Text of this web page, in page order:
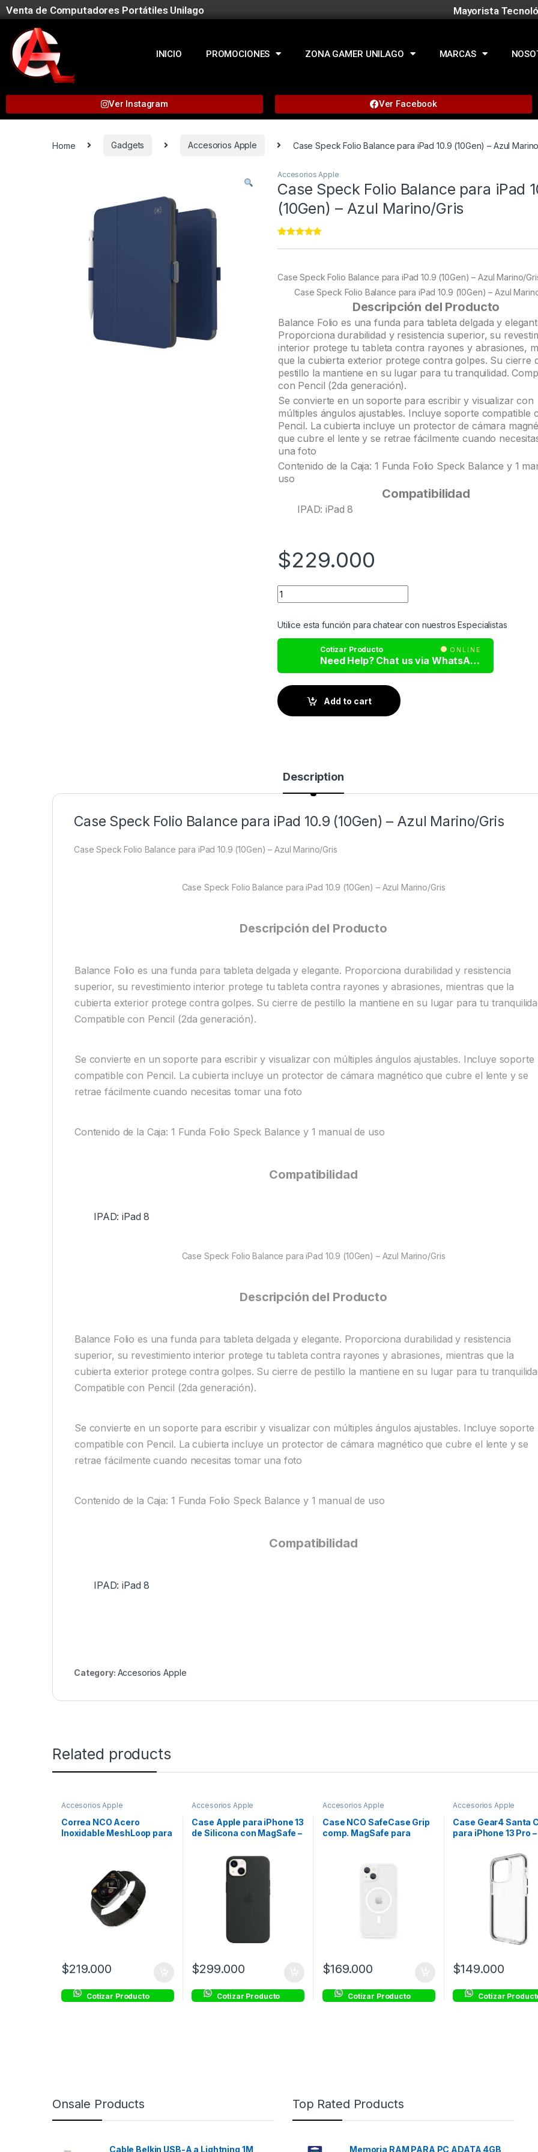
Venta de Computadores Portátiles Unilago Mayorista
INICIO PROMOCIONES ZONA GAMER UNILAGO MARCAS
Ver Instagram Ver Facebook
Home Gadgets Accesorios Apple Case Speck Folio Balance para iPad 10.9 (10Gen) – Azul
Accesorios Apple
Case Speck Folio Balance para iPad
(10Gen) – Azul Marino/Gris
ratings
Case Speck Folio Balance para iPad 10.9 (10Gen) – Azul Marino/
Case Speck Folio Balance para iPad 10.9 (10Gen) – Azul
Descripción del Producto
Balance Folio es una funda para tableta delgada y
Proporciona durabilidad y resistencia superior, su
interior protege tu tableta contra rayones y abrasiones,
que la cubierta exterior protege contra golpes. Su cierre
pestillo la mantiene en su lugar para tu tranquilidad.
con Pencil (2da generación).
Se convierte en un soporte para escribir y visualizar con
múltiples ángulos ajustables. Incluye soporte compatible
Pencil. La cubierta incluye un protector de cámara
que cubre el lente y se retrae fácilmente cuando
una foto
Contenido de la Caja: 1 Funda Folio Speck Balance y 1
uso
Compatibilidad
IPAD: iPad 8
$229.000
Utilice esta función para chatear con nuestros Especialistas
Cotizar Producto ONLINE
Need Help? Chat us via WhatsApp
Add to cart
Description
Case Speck Folio Balance para iPad 10.9 (10Gen) – Azul Marino/Gris
Case Speck Folio Balance para iPad 10.9 (10Gen) – Azul Marino/Gris
Case Speck Folio Balance para iPad 10.9 (10Gen) – Azul Marino/Gris
Descripción del Producto
Balance Folio es una funda para tableta delgada y elegante. Proporciona durabilidad y resistencia
superior, su revestimiento interior protege tu tableta contra rayones y abrasiones, mientras que la
cubierta exterior protege contra golpes. Su cierre de pestillo la mantiene en su lugar para tu
Compatible con Pencil (2da generación).
Se convierte en un soporte para escribir y visualizar con múltiples ángulos ajustables. Incluye soporte
compatible con Pencil. La cubierta incluye un protector de cámara magnético que cubre el lente y se
retrae fácilmente cuando necesitas tomar una foto
Contenido de la Caja: 1 Funda Folio Speck Balance y 1 manual de uso
Compatibilidad
IPAD: iPad 8
Case Speck Folio Balance para iPad 10.9 (10Gen) – Azul Marino/Gris
Descripción del Producto
Balance Folio es una funda para tableta delgada y elegante. Proporciona durabilidad y resistencia
superior, su revestimiento interior protege tu tableta contra rayones y abrasiones, mientras que la
cubierta exterior protege contra golpes. Su cierre de pestillo la mantiene en su lugar para tu
Compatible con Pencil (2da generación).
Se convierte en un soporte para escribir y visualizar con múltiples ángulos ajustables. Incluye soporte
compatible con Pencil. La cubierta incluye un protector de cámara magnético que cubre el lente y se
retrae fácilmente cuando necesitas tomar una foto
Contenido de la Caja: 1 Funda Folio Speck Balance y 1 manual de uso
Compatibilidad
IPAD: iPad 8
Category: Accesorios Apple
Related products
Accesorios Apple
Correa NCO Acero
Inoxidable MeshLoop para
$219.000
Cotizar Producto
Accesorios Apple
Case Apple para iPhone 13
de Silicona con MagSafe –
$299.000
Cotizar Producto
Accesorios Apple
Case NCO SafeCase Grip
comp. MagSafe para
$169.000
Cotizar Producto
Accesorios Apple
Case Gear4 Santa
para iPhone 13 Pro –
$149.000
Cotizar
Onsale Products
Cable Belkin USB-A a Lightning 1M
Top Rated Products
Memoria RAM PARA PC ADATA 4GB